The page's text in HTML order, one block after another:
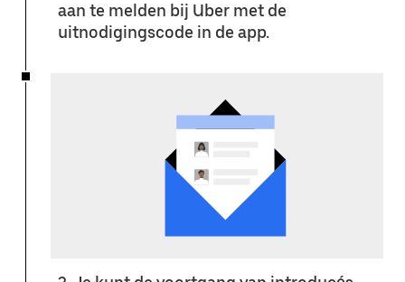
aan te melden bij Uber met de
uitnodigingscode in de app.